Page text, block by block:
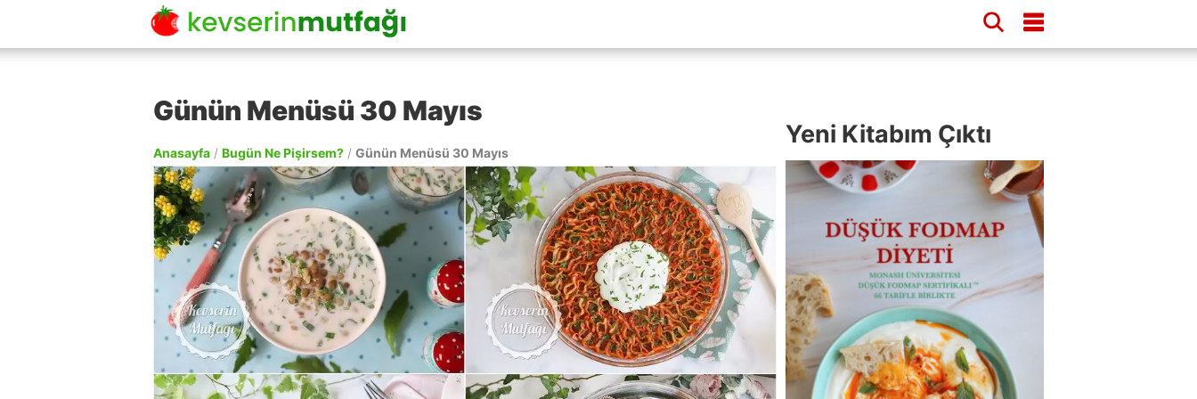
Günün Menüsü 30 Mayıs
Anasayfa / Bugün Ne Pişirsem? / Günün Menüsü 30 Mayıs
Yeni Kitabım Çıktı